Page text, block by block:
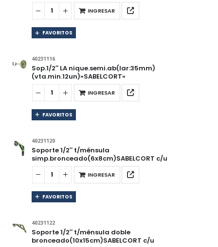
INGRESAR
FAVORITOS
40231116
Sop.1/2″ LA nique.semi.ab(lar:35mm)
(vta.min.12un)»SABELCORT»
INGRESAR
FAVORITOS
40231120
Soporte 1/2″ t/ménsula
simp.bronceado(6x8cm)SABELCORT c/u
INGRESAR
FAVORITOS
40231122
Soporte 1/2″ t/ménsula doble
bronceado(10x15cm)SABELCORT c/u